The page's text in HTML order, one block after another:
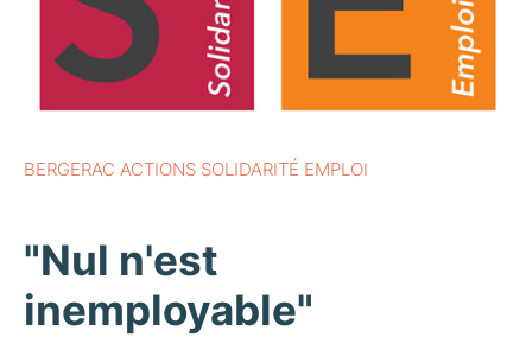
BERGERAC ACTIONS SOLIDARITÉ EMPLOI
"Nul n'est
inemployable"